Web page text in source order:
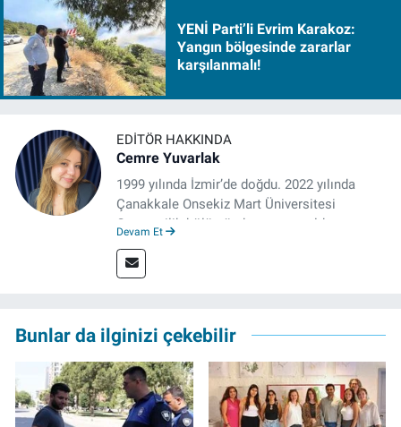
YENİ Parti’li Evrim Karakoz:
Yangın bölgesinde zararlar
karşılanmalı!
EDITÖR HAKKINDA
Cemre Yuvarlak
1999 yılında İzmir’de doğdu. 2022 yılında
Çanakkale Onsekiz Mart Üniversitesi
Gazetecilik bölümünden mezun oldu.
Yüksek Lisansına devam eden gazeteci, 2022
yılında İzmir’de mesleğe başladı. Meslek
hayatına ise izgazete.net’te haber editörü
olarak devam ediyor.
Devam Et
Bunlar da ilginizi çekebilir